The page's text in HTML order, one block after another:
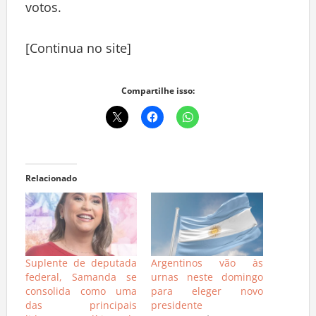
votos.
[Continua no site]
Compartilhe isso:
Relacionado
Suplente de deputada
federal, Samanda se
consolida como uma
das principais
Argentinos vão às
urnas neste domingo
para eleger novo
presidente